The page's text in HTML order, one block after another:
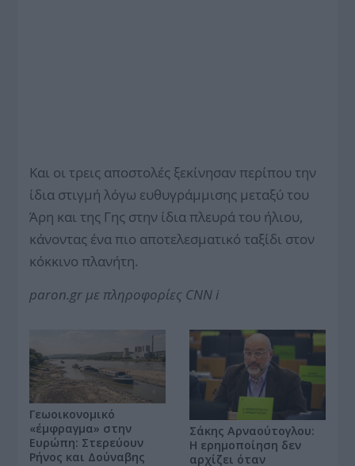
Και οι τρεις αποστολές ξεκίνησαν περίπου την
ίδια στιγμή λόγω ευθυγράμμισης μεταξύ του
Άρη και της Γης στην ίδια πλευρά του ήλιου,
κάνοντας ένα πιο αποτελεσματικό ταξίδι στον
κόκκινο πλανήτη.
paron.gr με πληροφορίες CNN i
Γεωοικονομικό
«έμφραγμα» στην
Ευρώπη: Στερεύουν
Ρήνος και Δούναβης
Σάκης Αρναούτογλου:
Η ερημοποίηση δεν
αρχίζει όταν